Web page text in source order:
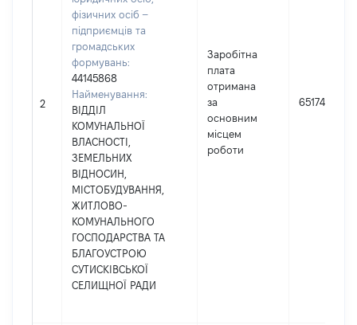
2
фізичних осіб –
підприємців та
громадських
формувань:
44145868
Найменування:
ВІДДІЛ
КОМУНАЛЬНОЇ
ВЛАСНОСТІ,
ЗЕМЕЛЬНИХ
ВІДНОСИН,
МІСТОБУДУВАННЯ,
ЖИТЛОВО-
КОМУНАЛЬНОГО
ГОСПОДАРСТВА ТА
БЛАГОУСТРОЮ
СУТИСКІВСЬКОЇ
СЕЛИЩНОЇ РАДИ
Заробітна
плата
отримана
за
основним
місцем
роботи
65174